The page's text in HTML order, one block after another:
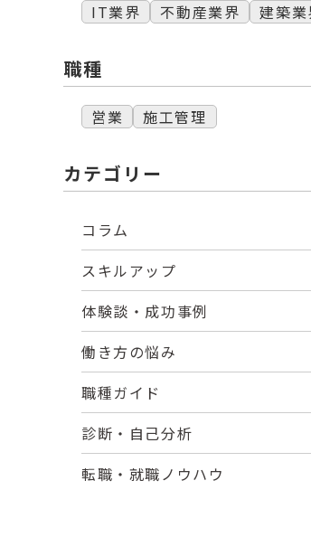
IT業界 不動産業界 建築業
職種
営業 施工管理
カテゴリー
コラム
スキルアップ
体験談・成功事例
働き方の悩み
職種ガイド
診断・自己分析
転職・就職ノウハウ